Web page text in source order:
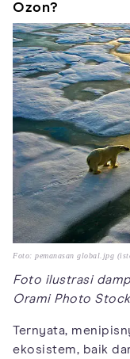
Ozon?
Foto: pemanasan global.jpg
Foto ilustrasi
Orami Photo
Ternyata,
ekosistem, baik